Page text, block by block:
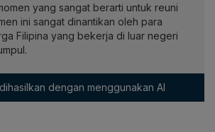
yang sangat berarti untuk reuni
ini sangat dinantikan oleh para
Filipina yang bekerja di luar negeri
dengan menggunakan AI